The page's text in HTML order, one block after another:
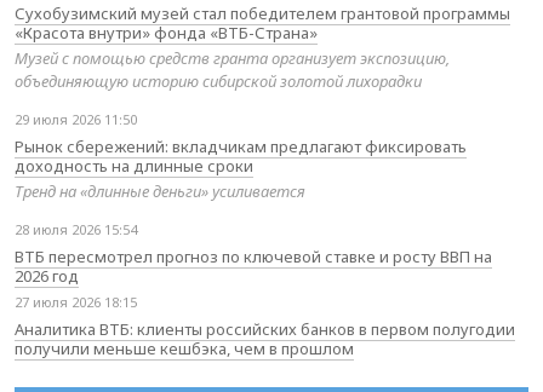
Сухобузимский музей стал победителем грантовой программы
«Красота внутри» фонда «ВТБ-Страна»
Музей с помощью средств гранта организует экспозицию,
объединяющую историю сибирской золотой лихорадки
29 июля 2026 11:50
Рынок сбережений: вкладчикам предлагают фиксировать
доходность на длинные сроки
Тренд на «длинные деньги» усиливается
28 июля 2026 15:54
ВТБ пересмотрел прогноз по ключевой ставке и росту ВВП на
2026 год
27 июля 2026 18:15
Аналитика ВТБ: клиенты российских банков в первом полугодии
получили меньше кешбэка, чем в прошлом